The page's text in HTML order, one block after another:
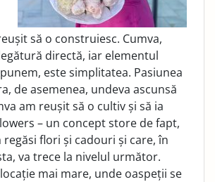
să o construiesc. Cumva,
directă, iar elementul
este simplitatea. Pasiunea
de asemenea, undeva ascunsă
am reușit să o cultiv și să ia
– un concept store de fapt,
flori și cadouri și care, în
va trece la nivelul următor.
mai mare, unde oaspeții se